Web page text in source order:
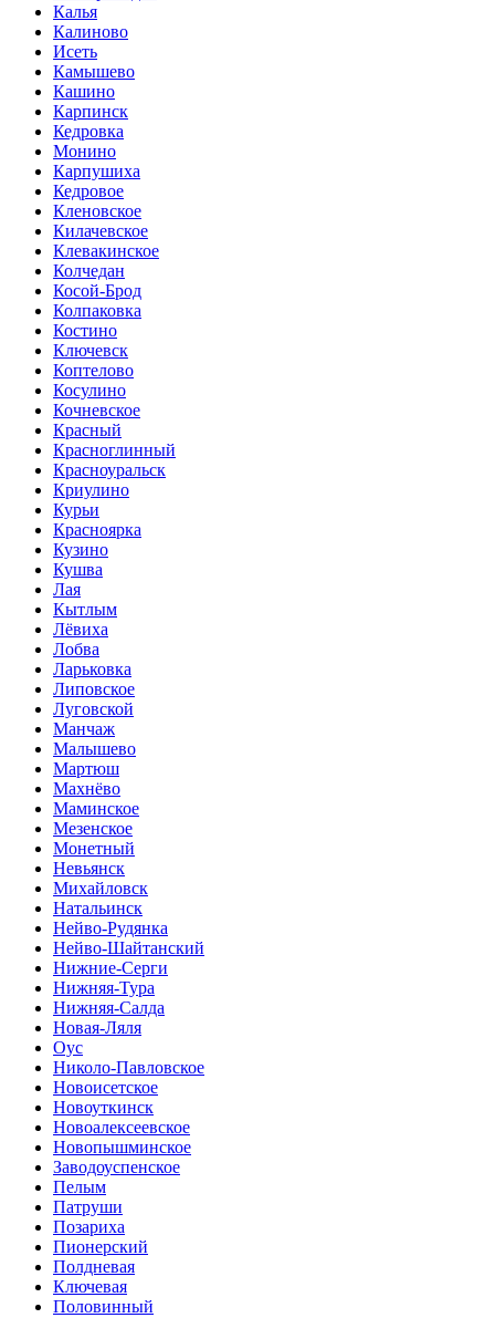
Калья
Калиново
Исеть
Камышево
Кашино
Карпинск
Кедровка
Монино
Карпушиха
Кедровое
Кленовское
Килачевское
Клевакинское
Колчедан
Косой-Брод
Колпаковка
Костино
Ключевск
Коптелово
Косулино
Кочневское
Красный
Красноглинный
Красноуральск
Криулино
Курьи
Красноярка
Кузино
Кушва
Лая
Кытлым
Лёвиха
Лобва
Ларьковка
Липовское
Луговской
Манчаж
Малышево
Мартюш
Махнёво
Маминское
Мезенское
Монетный
Невьянск
Михайловск
Натальинск
Нейво-Рудянка
Нейво-Шайтанский
Нижние-Серги
Нижняя-Тура
Нижняя-Салда
Новая-Ляля
Оус
Николо-Павловское
Новоисетское
Новоуткинск
Новоалексеевское
Новопышминское
Заводоуспенское
Пелым
Патруши
Позариха
Пионерский
Полдневая
Ключевая
Половинный